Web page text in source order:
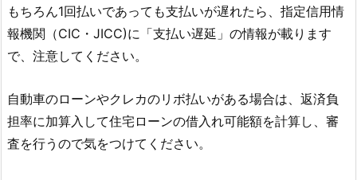
もちろん1回払いであっても支払いが遅れたら、指定信用情
報機関（CIC・JICC)に「支払い遅延」の情報が載ります
で、注意してください。
自動車のローンやクレカのリボ払いがある場合は、返済負
担率に加算入して住宅ローンの借入れ可能額を計算し、審
査を行うので気をつけてください。